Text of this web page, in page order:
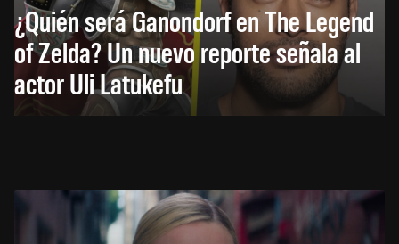
¿Quién será Ganondorf en The Legend
of Zelda? Un nuevo reporte señala al
actor Uli Latukefu